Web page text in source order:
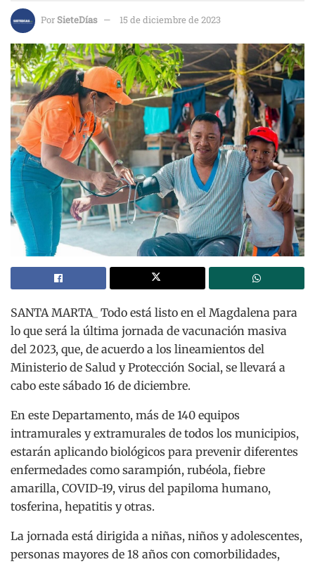
PorSieteDías 15 de diciembre de 2023
SANTA MARTA_ Todo está listo en el Magdalena para
lo que será la última jornada de vacunación masiva
del 2023, que, de acuerdo a los lineamientos del
Ministerio de Salud y Protección Social, se llevará a
cabo este sábado 16 de diciembre.
En este Departamento, más de 140 equipos
intramurales y extramurales de todos los municipios,
estarán aplicando biológicos para prevenir diferentes
enfermedades como sarampión, rubéola, fiebre
amarilla, COVID-19, virus del papiloma humano,
tosferina, hepatitis y otras.
La jornada está dirigida a niñas, niños y adolescentes,
personas mayores de 18 años con comorbilidades,